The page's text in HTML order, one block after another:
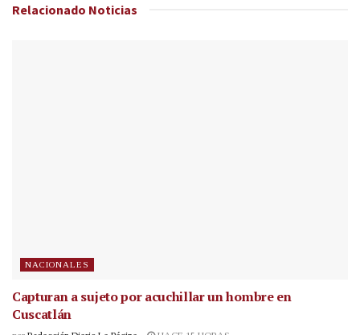
Relacionado Noticias
NACIONALES
Capturan a sujeto por acuchillar un hombre en
Cuscatlán